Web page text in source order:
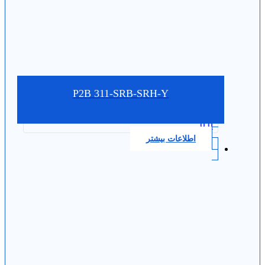
P2B 311-SRB-SRH-Y
0.0
اطلاعات بیشتر